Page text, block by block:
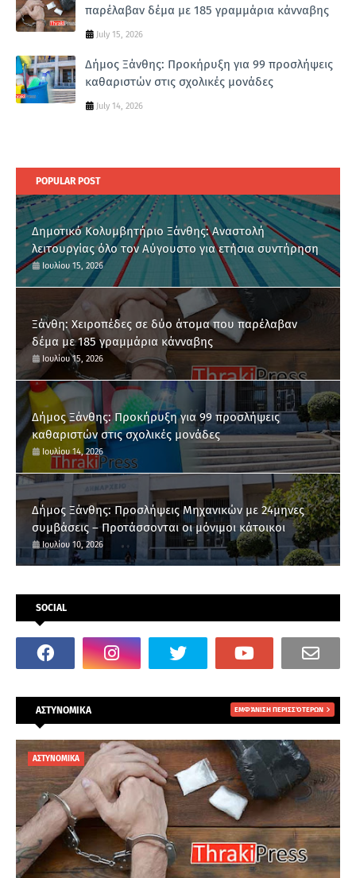
παρέλαβαν δέμα με 185 γραμμάρια κάνναβης
July 15, 2026
Δήμος Ξάνθης: Προκήρυξη για 99 προσλήψεις
καθαριστών στις σχολικές μονάδες
July 14, 2026
POPULAR POST
Δημοτικό Κολυμβητήριο Ξάνθης: Αναστολή
λειτουργίας όλο τον Αύγουστο για ετήσια συντήρηση
Ιουλίου 15, 2026
Ξάνθη: Χειροπέδες σε δύο άτομα που παρέλαβαν
δέμα με 185 γραμμάρια κάνναβης
Ιουλίου 15, 2026
Δήμος Ξάνθης: Προκήρυξη για 99 προσλήψεις
καθαριστών στις σχολικές μονάδες
Ιουλίου 14, 2026
Δήμος Ξάνθης: Προσλήψεις Μηχανικών με 24μηνες
συμβάσεις – Προτάσσονται οι μόνιμοι κάτοικοι
Ιουλίου 10, 2026
SOCIAL
ΑΣΤΥΝΟΜΙΚΑ ΕΜΦΆΝΙΣΗ ΠΕΡΙΣΣΌΤΕΡΩΝ
ΑΣΤΥΝΟΜΙΚΑ